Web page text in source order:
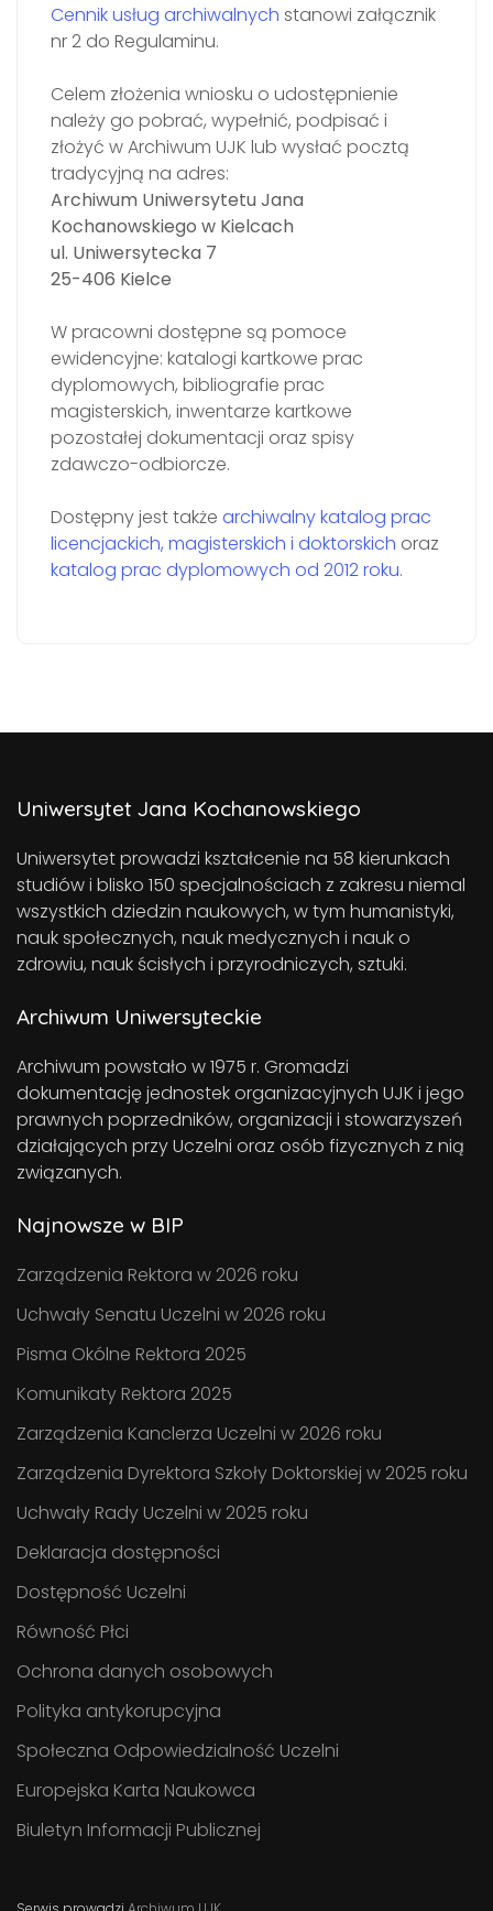
Cennik usług archiwalnych stanowi załącznik
nr 2 do Regulaminu.
Celem złożenia wniosku o udostępnienie
należy go pobrać, wypełnić, podpisać i
złożyć w Archiwum UJK lub wysłać pocztą
tradycyjną na adres:
Archiwum Uniwersytetu Jana
Kochanowskiego w Kielcach
ul. Uniwersytecka 7
25-406 Kielce
W pracowni dostępne są pomoce
ewidencyjne: katalogi kartkowe prac
dyplomowych, bibliografie prac
magisterskich, inwentarze kartkowe
pozostałej dokumentacji oraz spisy
zdawczo-odbiorcze.
Dostępny jest także archiwalny katalog prac
licencjackich, magisterskich i doktorskich oraz
katalog prac dyplomowych od 2012 roku.
Uniwersytet Jana Kochanowskiego
Uniwersytet prowadzi kształcenie na 58 kierunkach
studiów i blisko 150 specjalnościach z zakresu niemal
wszystkich dziedzin naukowych, w tym humanistyki,
nauk społecznych, nauk medycznych i nauk o
zdrowiu, nauk ścisłych i przyrodniczych, sztuki.
Archiwum Uniwersyteckie
Archiwum powstało w 1975 r. Gromadzi
dokumentację jednostek organizacyjnych UJK i jego
prawnych poprzedników, organizacji i stowarzyszeń
działających przy Uczelni oraz osób fizycznych z nią
związanych.
Najnowsze w BIP
Zarządzenia Rektora w 2026 roku
Uchwały Senatu Uczelni w 2026 roku
Pisma Okólne Rektora 2025
Komunikaty Rektora 2025
Zarządzenia Kanclerza Uczelni w 2026 roku
Zarządzenia Dyrektora Szkoły Doktorskiej w 2025 roku
Uchwały Rady Uczelni w 2025 roku
Deklaracja dostępności
Dostępność Uczelni
Równość Płci
Ochrona danych osobowych
Polityka antykorupcyjna
Społeczna Odpowiedzialność Uczelni
Europejska Karta Naukowca
Biuletyn Informacji Publicznej